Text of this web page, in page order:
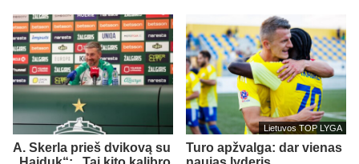
A. Skerla prieš dvikovą su
Lietuvos TOP LYGA
Turo apžvalga: dar vienas